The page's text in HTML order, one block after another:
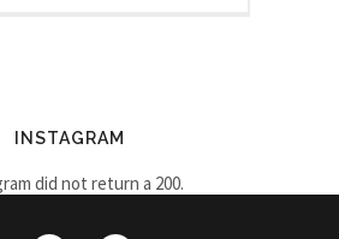
INSTAGRAM
did not return a 200.